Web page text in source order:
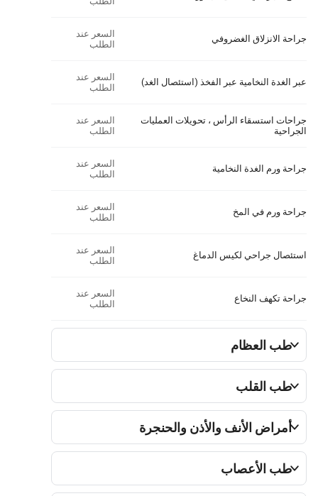
جراحة الانزلاق الغضروفي
السعر عند
الطلب
عبر الغدة النخامية عبر الفخذ (استئصال الغد)
السعر عند
الطلب
جراحات استسقاء الرأس ، تحويلات العمليات
الجراحية
السعر عند
الطلب
جراحة ورم الغدة النخامية
السعر عند
الطلب
جراحة ورم في المخ
السعر عند
الطلب
استئصال جراحي لكيس الدماغ
السعر عند
الطلب
جراحة تكهف النخاع
السعر عند
الطلب
طب العظام
طب القلب
أمراض الأنف والأذن والحنجرة
طب الأعصاب